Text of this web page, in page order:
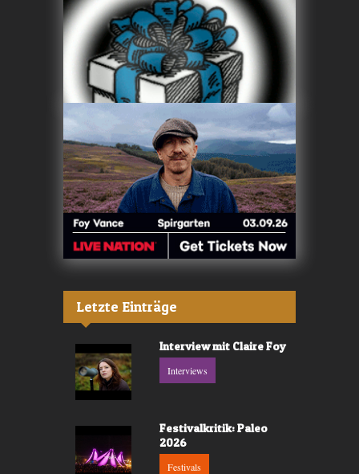
Letzte Einträge
Interview mit Claire Foy
Interviews
Festivalkritik: Paleo
2026
Festivals